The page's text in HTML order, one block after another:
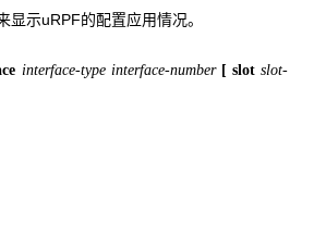
显示uRPF的配置应用情况。
interface-type interface-number[ slot slot-